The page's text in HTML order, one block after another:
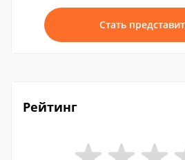
Стать
Рейтинг